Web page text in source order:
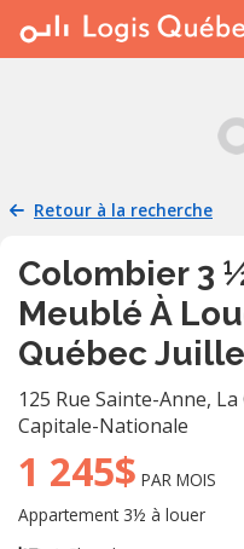
À LOUER
PLACER UNE
RESSOURCES
Retour à la recherche
Colombier 3
Meublé À
Québec
125 Rue Sainte-Anne,
Capitale-Nationale
1 245$ PAR MOIS
Appartement 3½ à louer